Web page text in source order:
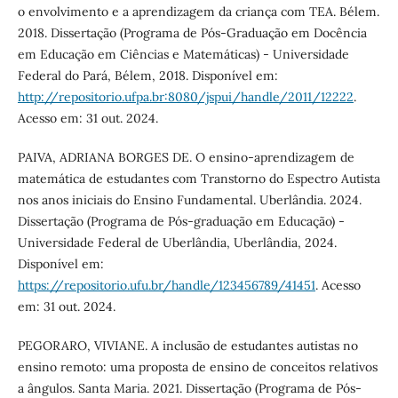
o envolvimento e a aprendizagem da criança com TEA. Bélem.
2018. Dissertação (Programa de Pós-Graduação em Docência
em Educação em Ciências e Matemáticas) - Universidade
Federal do Pará, Bélem, 2018. Disponível em:
http://repositorio.ufpa.br:8080/jspui/handle/2011/12222.
Acesso em: 31 out. 2024.
PAIVA, ADRIANA BORGES DE. O ensino-aprendizagem de
matemática de estudantes com Transtorno do Espectro Autista
nos anos iniciais do Ensino Fundamental. Uberlândia. 2024.
Dissertação (Programa de Pós-graduação em Educação) -
Universidade Federal de Uberlândia, Uberlândia, 2024.
Disponível em:
https://repositorio.ufu.br/handle/123456789/41451. Acesso
em: 31 out. 2024.
PEGORARO, VIVIANE. A inclusão de estudantes autistas no
ensino remoto: uma proposta de ensino de conceitos relativos
a ângulos. Santa Maria. 2021. Dissertação (Programa de Pós-